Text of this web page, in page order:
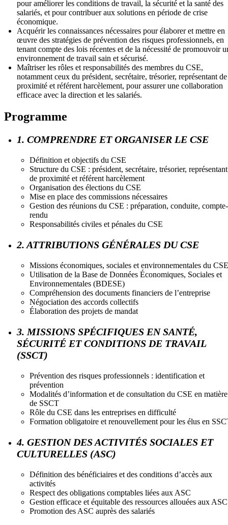
pour améliorer les conditions de travail, la sécurité et la santé des
salariés, et pour contribuer aux solutions en période de crise
économique.
Acquérir les connaissances nécessaires pour élaborer et mettre en
œuvre des stratégies de prévention des risques professionnels, en
tenant compte des lois récentes et de la nécessité de promouvoir
environnement de travail sain et sécurisé.
Maîtriser les rôles et responsabilités des membres du CSE,
notamment ceux du président, secrétaire, trésorier, représentant de
proximité et référent harcèlement, pour assurer une collaboration
efficace avec la direction et les salariés.
Programme
1. COMPRENDRE ET ORGANISER LE CSE
Définition et objectifs du CSE
Structure du CSE : président, secrétaire, trésorier, représentant
de proximité et référent harcèlement
Organisation des élections du CSE
Mise en place des commissions nécessaires
Gestion des réunions du CSE : préparation, conduite, compte-
rendu
Responsabilités civiles et pénales du CSE
2. ATTRIBUTIONS GÉNÉRALES DU CSE
Missions économiques, sociales et environnementales du CSE
Utilisation de la Base de Données Économiques, Sociales et
Environnementales (BDESE)
Compréhension des documents financiers de l’entreprise
Négociation des accords collectifs
Élaboration des projets de mandat
3. MISSIONS SPÉCIFIQUES EN SANTÉ,
SÉCURITÉ ET CONDITIONS DE TRAVAIL
(SSCT)
Prévention des risques professionnels : identification et
prévention
Modalités d’information et de consultation du CSE en matière
de SSCT
Rôle du CSE dans les entreprises en difficulté
Formation obligatoire et renouvellement pour les élus en
4. GESTION DES ACTIVITÉS SOCIALES ET
CULTURELLES (ASC)
Définition des bénéficiaires et des conditions d’accès aux
activités
Respect des obligations comptables liées aux ASC
Gestion efficace et équitable des ressources allouées aux ASC
Promotion des ASC auprès des salariés